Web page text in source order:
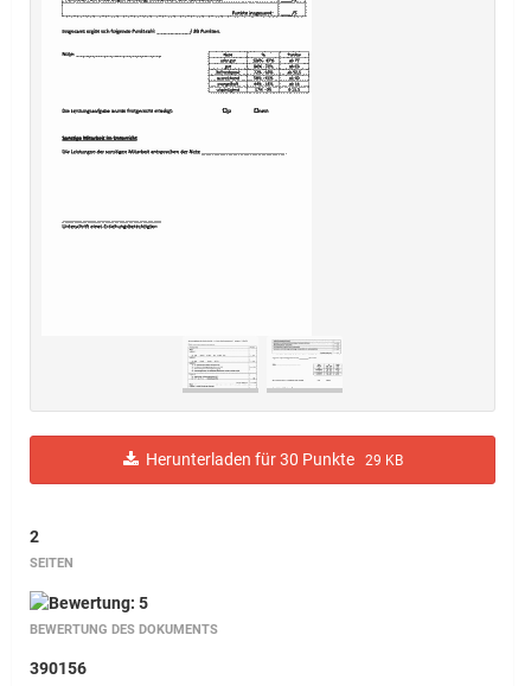
Herunterladen für 30 Punkte 29 KB
2
SEITEN
BEWERTUNG DES DOKUMENTS
390156